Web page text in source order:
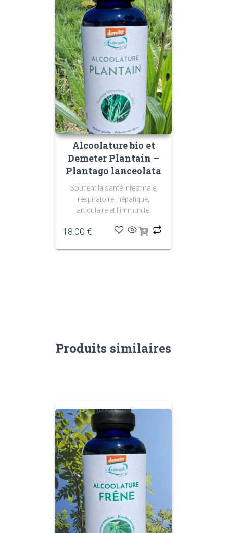
Alcoolature bio et
Demeter Plantain –
Plantago lanceolata
Soutient la santé intestinale,
respiratoire, hépatique,
articulaire et l’immunité.
18.00 €
Produits similaires